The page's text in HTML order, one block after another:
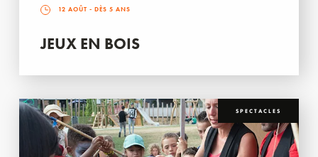
12 AOÛT - DÈS 5 ANS
JEUX EN BOIS
SPECTACLES